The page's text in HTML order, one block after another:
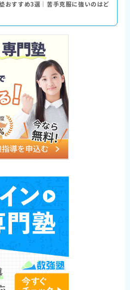
おすすめ3選｜苦手克服に強いのはど